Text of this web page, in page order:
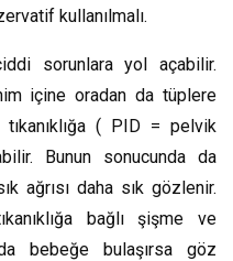
kullanılmalı.
sorunlara yol açabilir.
içine oradan da tüplere
( PID = pelvik
Bunun sonucunda da
ağrısı daha sık gözlenir.
bağlı şişme ve
bebeğe bulaşırsa göz